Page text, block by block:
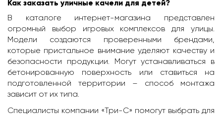
Как заказать уличные качели для детей?
В каталоге интернет-магазина представлен
огромный выбор игровых комплексов для улицы.
Модели создаются проверенными брендами,
которые пристальное внимание уделяют качеству и
безопасности продукции. Могут устанавливаться в
бетонированную поверхность или ставиться на
подготовленной территории – способ монтажа
зависит от их типа.
Специалисты компании «Три-С» помогут выбрать для